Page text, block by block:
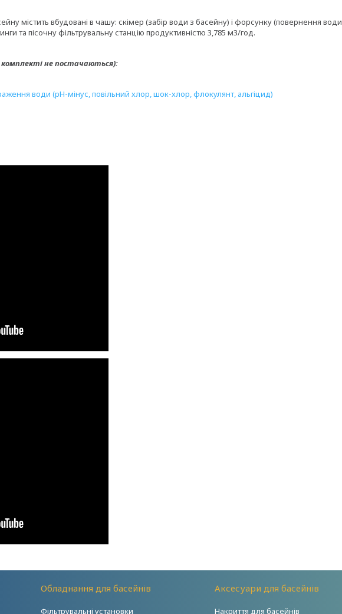
містить вбудовані в чашу: скімер (забір води з басейну) і форсунку (повернення води
та пісочну фільтрувальну станцію продуктивністю 3,785 м3/год.
комплекті не постачаються):
води (рН-мінус, повільний хлор, шок-хлор, флокулянт, альгіцид)
Обладнання для басейнів
Фільтрувальні установки
Аксесуари для басейнів
Накриття для басейнів